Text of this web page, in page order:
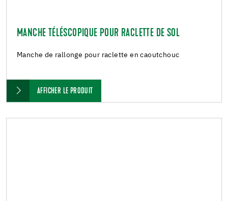
MANCHE TÉLÉSCOPIQUE POUR RACLETTE DE SOL
Manche de rallonge pour raclette en caoutchouc
AFFICHER LE PRODUIT